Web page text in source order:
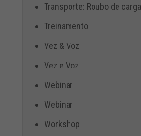
Transporte: Roubo de carga
Treinamento
Vez & Voz
Vez e Voz
Webinar
Webinar
Workshop